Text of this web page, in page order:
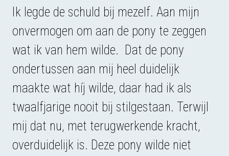
Ik legde de schuld bij mezelf. Aan mijn
onvermogen om aan de pony te zeggen
wat ik van hem wilde. Dat de pony
ondertussen aan mij heel duidelijk
maakte wat híj wilde, daar had ik als
twaalfjarige nooit bij stilgestaan. Terwijl
mij dat nu, met terugwerkende kracht,
overduidelijk is. Deze pony wilde niet